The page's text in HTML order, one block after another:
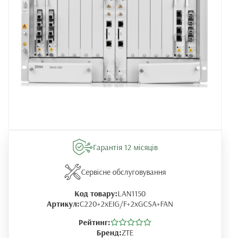
Гарантія 12 місяців
Сервісне обслуговування
Код товару:LAN1150
Артикул:C220+2xEIG/F+2xGCSA+FAN
Рейтинг:
Бренд:ZTE